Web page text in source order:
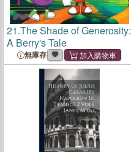
21.The Shade of Generosity:
A Berry's Tale
無庫存